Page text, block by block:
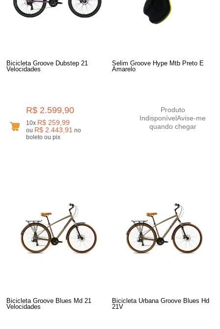
Bicicleta Groove Dubstep 21
Velocidades
R$ 2.599,90
10x R$ 259,99
ou R$ 2.443,91 no
boleto ou pix
Selim Groove Hype Mtb Preto E
Amarelo
Produto
IndisponívelAvise-me
quando chegar
Bicicleta Groove Blues Md 21
Velocidades
Bicicleta Urbana Groove Blues Hd
21V